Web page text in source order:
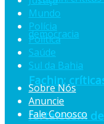
Fachin:
fortalecem
Mundo
Polícia
Política
Saúde
Sul da Bahia
Sobre Nós
Anuncie
Fale Conosco